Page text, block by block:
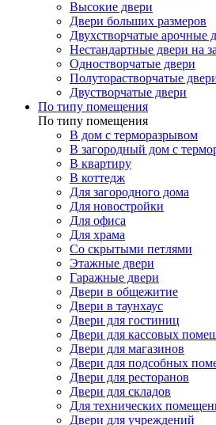
Высокие двери
Двери больших размеров
Двухстворчатые арочные
Нестандартные двери на
Одностворчатые двери
Полуторастворчатые
Двустворчатые двери
По типу помещения
По типу помещения
В дом с терморазрывом
В загородный дом с
В квартиру
В коттедж
Для загородного дома
Для новостройки
Для офиса
Для храма
Со скрытыми петлями
Этажные двери
Гаражные двери
Двери в общежитие
Двери в таунхаус
Двери для гостиниц
Двери для кассовых
Двери для магазинов
Двери для подсобных
Двери для ресторанов
Двери для складов
Для технических
Двери для учреждений